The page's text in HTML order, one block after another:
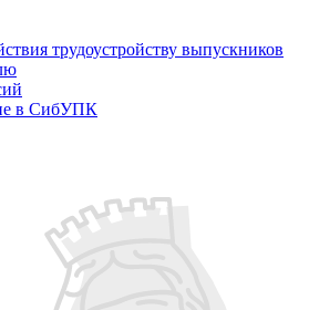
трудоустройству выпускников
в СибУПК